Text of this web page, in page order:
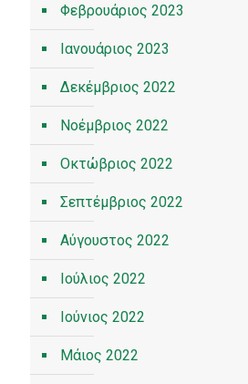
Φεβρουάριος 2023
Ιανουάριος 2023
Δεκέμβριος 2022
Νοέμβριος 2022
Οκτώβριος 2022
Σεπτέμβριος 2022
Αύγουστος 2022
Ιούλιος 2022
Ιούνιος 2022
Μάιος 2022